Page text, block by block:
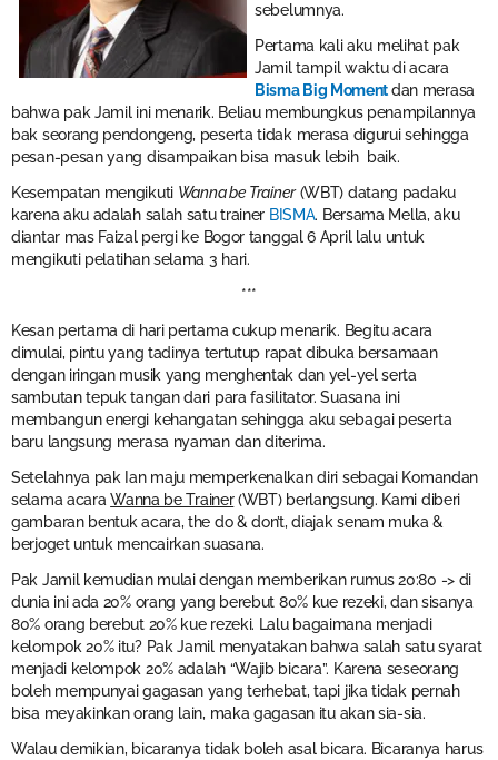
sebelumnya.
Pertama kali aku melihat pak
Jamil tampil waktu di acara
Bisma Big Momentdan merasa
bahwa pak Jamil ini menarik. Beliau membungkus penampilannya
bak seorang pendongeng, peserta tidak merasa digurui sehingga
pesan-pesan yang disampaikan bisa masuk lebih baik.
Kesempatan mengikuti Wanna be Trainer(WBT) datang padaku
karena aku adalah salah satu trainer BISMA. Bersama Mella, aku
diantar mas Faizal pergi ke Bogor tanggal 6 April lalu untuk
mengikuti pelatihan selama 3 hari.
***
Kesan pertama di hari pertama cukup menarik. Begitu acara
dimulai, pintu yang tadinya tertutup rapat dibuka bersamaan
dengan iringan musik yang menghentak dan yel-yel serta
sambutan tepuk tangan dari para fasilitator. Suasana ini
membangun energi kehangatan sehingga aku sebagai peserta
baru langsung merasa nyaman dan diterima.
Setelahnya pak Ian maju memperkenalkan diri sebagai Komandan
selama acaraWanna be Trainer(WBT) berlangsung. Kami diberi
gambaran bentuk acara, the do & don’t, diajak senam muka &
berjoget untuk mencairkan suasana.
Pak Jamil kemudian mulai dengan memberikan rumus 20:80 -> di
dunia ini ada 20% orang yang berebut 80% kue rezeki, dan sisanya
80% orang berebut 20% kue rezeki. Lalu bagaimana menjadi
kelompok 20% itu? Pak Jamil menyatakan bahwa salah satu syarat
menjadi kelompok 20% adalah “Wajib bicara”. Karena seseorang
boleh mempunyai gagasan yang terhebat, tapi jika tidak pernah
bisa meyakinkan orang lain, maka gagasan itu akan sia-sia.
Walau demikian, bicaranya tidak boleh asal bicara. Bicaranya harus